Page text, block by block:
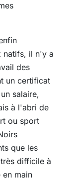
natifs, il n'y a
des
un certificat
salaire,
à l'abri de
ou sport
que les
difficile à
main